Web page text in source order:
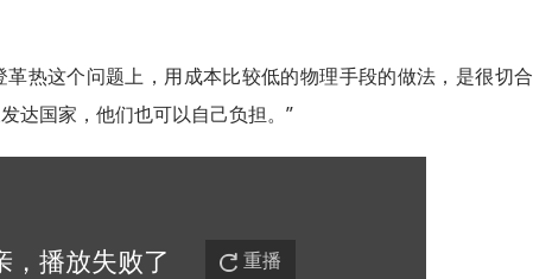
革热这个问题上，用成本比较低的物理手段的做法，是很切合
达国家，他们也可以自己负担。”
，播放失败了 重播